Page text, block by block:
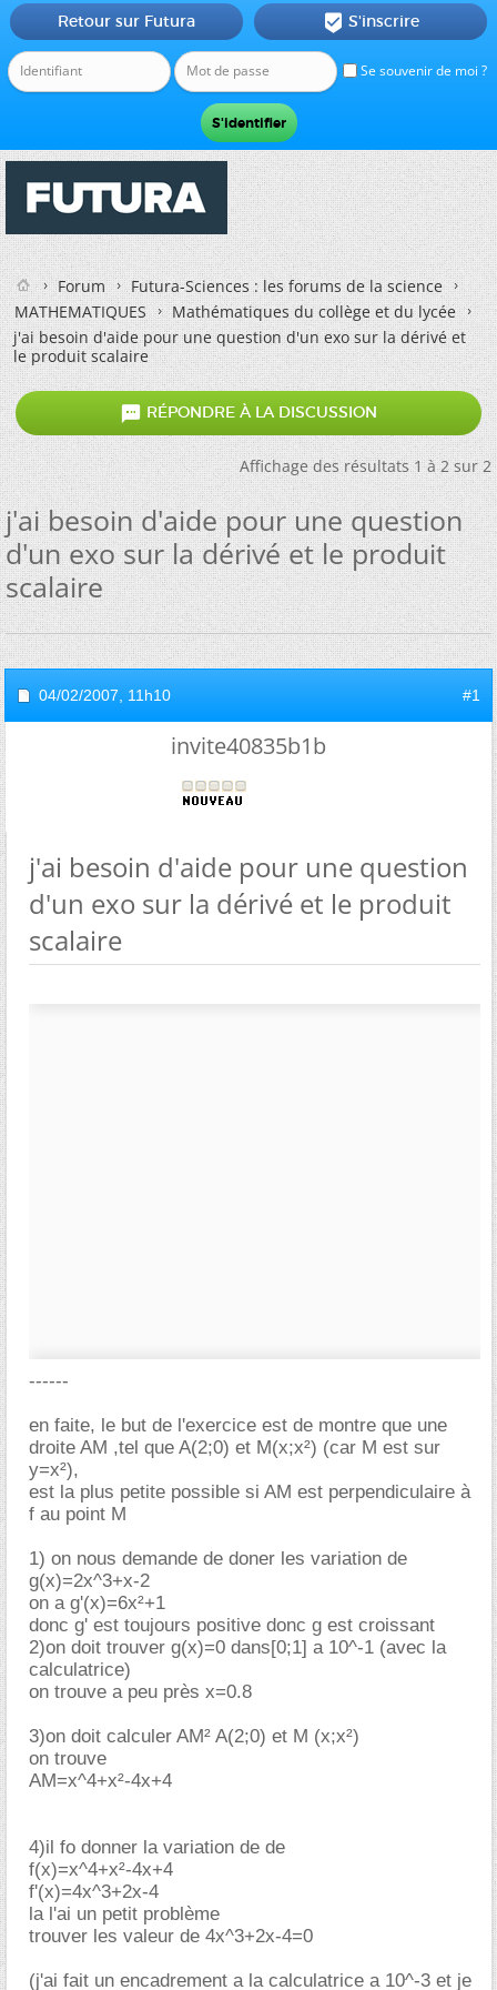
Se souvenir de moi ?
Retour sur Futura  S'inscrire
Forum
Futura-Sciences : les forums de la science
MATHEMATIQUES
Mathématiques du collège et du lycée
j'ai besoin d'aide pour une question d'un exo sur la dérivé et
le produit scalaire
 RÉPONDRE À LA DISCUSSION
Affichage des résultats 1 à 2 sur 2
j'ai besoin d'aide pour une question
d'un exo sur la dérivé et le produit
scalaire
04/02/2007, 11h10 #1
invite40835b1b
j'ai besoin d'aide pour une question
d'un exo sur la dérivé et le produit
scalaire
------
en faite, le but de l'exercice est de montre que une
droite AM ,tel que A(2;0) et M(x;x²) (car M est sur
y=x²),
est la plus petite possible si AM est perpendiculaire à
f au point M
1) on nous demande de doner les variation de
g(x)=2x^3+x-2
on a g'(x)=6x²+1
donc g' est toujours positive donc g est croissant
2)on doit trouver g(x)=0 dans[0;1] a 10^-1 (avec la
calculatrice)
on trouve a peu près x=0.8
3)on doit calculer AM² A(2;0) et M (x;x²)
on trouve
AM=x^4+x²-4x+4
4)il fo donner la variation de de
f(x)=x^4+x²-4x+4
f'(x)=4x^3+2x-4
la l'ai un petit problème
trouver les valeur de 4x^3+2x-4=0
(j'ai fait un encadrement a la calculatrice a 10^-3 et je